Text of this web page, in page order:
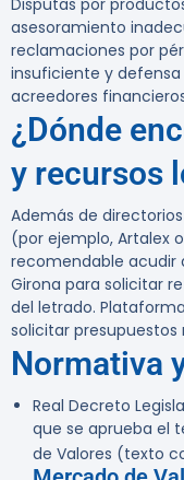
Disputas por
asesoramiento
reclamaciones por
insuficiente y
acreedores
¿Dónde
y recursos
Además de
(por ejemplo, Artalex
recomendable acudir
Girona para solicitar
del letrado.
solicitar
Normativa
Real Decreto
que se aprueba el
de Valores (texto